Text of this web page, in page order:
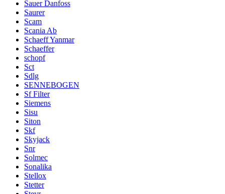
Sauer Danfoss
Saurer
Scam
Scania Ab
Schaeff Yanmar
Schaeffer
schopf
Sct
Sdlg
SENNEBOGEN
Sf Filter
Siemens
Sisu
Siton
Skf
Skyjack
Snr
Solmec
Sonalika
Stellox
Stetter